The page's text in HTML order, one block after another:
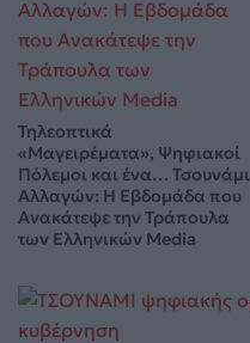
Τηλεοπτικά
«Μαγειρέματα», Ψηφιακοί
Πόλεμοι και ένα… Τσουνάμι
Αλλαγών: Η Εβδομάδα που
Ανακάτεψε την Τράπουλα
των Ελληνικών Media